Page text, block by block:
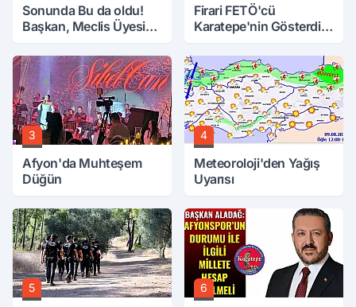
Sonunda Bu da oldu!
Başkan, Meclis Üyesini
Attırdı
Firari FETÖ'cü
Karatepe'nin Gösterdiği
Aranıyor
3
Afyon'da Muhteşem
Düğün
4
Meteoroloji'den Yağış
Uyarısı
5 6